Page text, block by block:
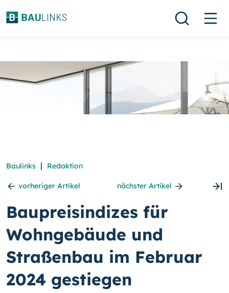
Baulinks | Redaktion
vorheriger Artikel nächster Artikel
Baupreisindizes für
Wohngebäude und
Straßenbau im Februar
2024 gestiegen